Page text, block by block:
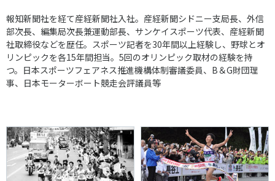
報知新聞社を経て産経新聞社入社。産経新聞シドニー支局長、外信
部次長、編集局次長兼運動部長、サンケイスポーツ代表、産経新聞
社取締役などを歴任。スポーツ記者を30年間以上経験し、野球とオ
リンピックを各15年間担当。5回のオリンピック取材の経験を持
つ。日本スポーツフェアネス推進機構体制審議委員、B＆G財団理
事、日本モーターボート競走会評議員等